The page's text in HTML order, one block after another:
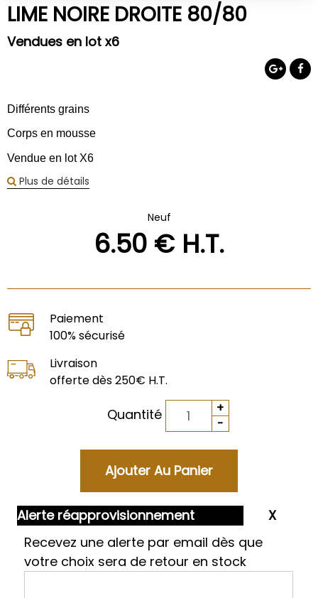
LIME NOIRE DROITE 80/80
Vendues en lot x6
Différents grains
Corps en mousse
Vendue en lot X6
Plus de détails
Neuf
6.50 € H.T.
Paiement
100% sécurisé
Livraison
offerte dès 250€ H.T.
Quantité
Alerte réapprovisionnement
Recevez une alerte par email dès que
votre choix sera de retour en stock